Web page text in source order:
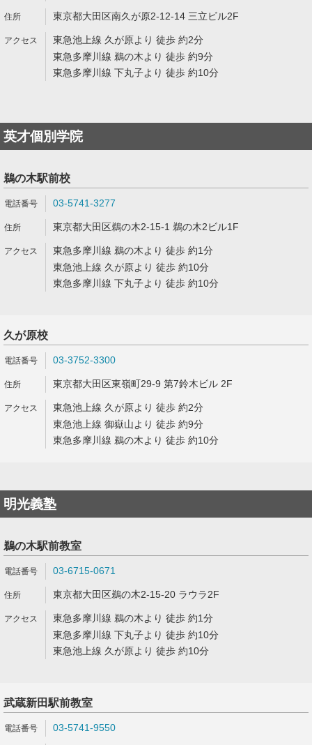
東京都大田区南久が原2-12-14 三立ビル2F
東急池上線 久が原より 徒歩 約2分
東急多摩川線 鵜の木より 徒歩 約9分
東急多摩川線 下丸子より 徒歩 約10分
英才個別学院
鵜の木駅前校
03-5741-3277
東京都大田区鵜の木2-15-1 鵜の木2ビル1F
東急多摩川線 鵜の木より 徒歩 約1分
東急池上線 久が原より 徒歩 約10分
東急多摩川線 下丸子より 徒歩 約10分
久が原校
03-3752-3300
東京都大田区東嶺町29-9 第7鈴木ビル 2F
東急池上線 久が原より 徒歩 約2分
東急池上線 御嶽山より 徒歩 約9分
東急多摩川線 鵜の木より 徒歩 約10分
明光義塾
鵜の木駅前教室
03-6715-0671
東京都大田区鵜の木2-15-20 ラウラ2F
東急多摩川線 鵜の木より 徒歩 約1分
東急多摩川線 下丸子より 徒歩 約10分
東急池上線 久が原より 徒歩 約10分
武蔵新田駅前教室
03-5741-9550